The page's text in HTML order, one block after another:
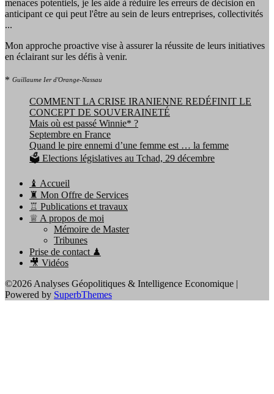
menaces potentiels, je les aide à réduire les erreurs de décision en
anticipant ce qui peut l'être au sein de leurs entreprises, collectivités
...
Mon approche proactive vise à assurer la réussite de leurs initiatives
en éclairant sur les défis à venir.
* Guillaume Ier d'Orange-Nassau
COMMENT LA CRISE IRANIENNE REDÉFINIT LE
CONCEPT DE SOUVERAINETÉ
Mais où est passé Winnie* ?
Septembre en France
Quand le pire ennemi d’une femme est … la femme
🗳️ Elections législatives au Tchad, 29 décembre
♝ Accueil
♜ Mon Offre de Services
♖ Publications et travaux
♕ A propos de moi
Mémoire de Master
Tribunes
Prise de contact ♟
🎥 Vidéos
©2026 Analyses Géopolitiques & Intelligence Economique |
Powered by SuperbThemes